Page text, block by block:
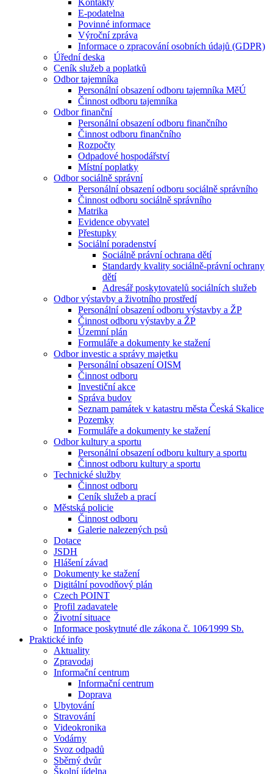
Kontakty
E-podatelna
Povinné informace
Výroční zpráva
Informace o zpracování osobních údajů (GDPR)
Úřední deska
Ceník služeb a poplatků
Odbor tajemníka
Personální obsazení odboru tajemníka MěÚ
Činnost odboru tajemníka
Odbor finanční
Personální obsazení odboru finančního
Činnost odboru finančního
Rozpočty
Odpadové hospodářství
Místní poplatky
Odbor sociálně správní
Personální obsazení odboru sociálně správního
Činnost odboru sociálně správního
Matrika
Evidence obyvatel
Přestupky
Sociální poradenství
Sociálně právní ochrana dětí
Standardy kvality sociálně-právní ochrany
dětí
Adresář poskytovatelů sociálních služeb
Odbor výstavby a životního prostředí
Personální obsazení odboru výstavby a ŽP
Činnost odboru výstavby a ŽP
Územní plán
Formuláře a dokumenty ke stažení
Odbor investic a správy majetku
Personální obsazení OISM
Činnost odboru
Investiční akce
Správa budov
Seznam památek v katastru města Česká Skalice
Pozemky
Formuláře a dokumenty ke stažení
Odbor kultury a sportu
Personální obsazení odboru kultury a sportu
Činnost odboru kultury a sportu
Technické služby
Činnost odboru
Ceník služeb a prací
Městská policie
Činnost odboru
Galerie nalezených psů
Dotace
JSDH
Hlášení závad
Dokumenty ke stažení
Digitální povodňový plán
Czech POINT
Profil zadavatele
Životní situace
Informace poskytnuté dle zákona č. 106⁄1999 Sb.
Praktické info
Aktuality
Zpravodaj
Informační centrum
Informační centrum
Doprava
Ubytování
Stravování
Videokronika
Vodárny
Svoz odpadů
Sběrný dvůr
Školní jídelna